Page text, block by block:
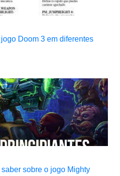
Doom 3 em diferentes
sobre o jogo Mighty